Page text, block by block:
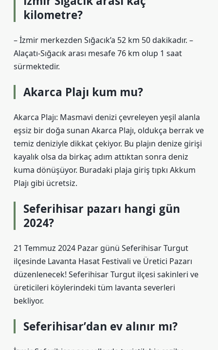
kilometre?
– İzmir merkezden Sığacık’a 52 km 50 dakikadır. –
Alaçatı-Sığacık arası mesafe 76 km olup 1 saat
sürmektedir.
Akarca Plajı kum mu?
Akarca Plajı: Masmavi denizi çevreleyen yeşil alanla
eşsiz bir doğa sunan Akarca Plajı, oldukça berrak ve
temiz deniziyle dikkat çekiyor. Bu plajın denize girişi
kayalık olsa da birkaç adım attıktan sonra deniz
kuma dönüşüyor. Buradaki plaja giriş tıpkı Akkum
Plajı gibi ücretsiz.
Seferihisar pazarı hangi gün
2024?
21 Temmuz 2024 Pazar günü Seferihisar Turgut
ilçesinde Lavanta Hasat Festivali ve Üretici Pazarı
düzenlenecek! Seferihisar Turgut ilçesi sakinleri ve
üreticileri köylerindeki tüm lavanta severleri
bekliyor.
Seferihisar’dan ev alınır mı?